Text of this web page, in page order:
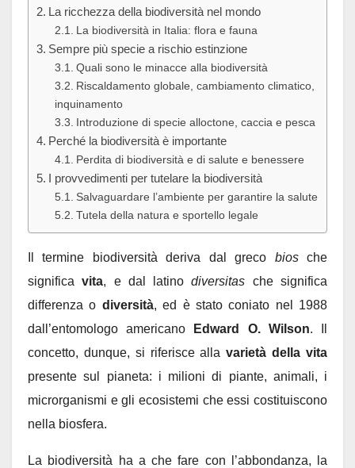
La ricchezza della biodiversità nel mondo
La biodiversità in Italia: flora e fauna
Sempre più specie a rischio estinzione
Quali sono le minacce alla biodiversità
Riscaldamento globale, cambiamento climatico,
inquinamento
Introduzione di specie alloctone, caccia e pesca
Perché la biodiversità è importante
Perdita di biodiversità e di salute e benessere
I provvedimenti per tutelare la biodiversità
Salvaguardare l’ambiente per garantire la salute
Tutela della natura e sportello legale
Il termine biodiversità deriva dal greco biosche
significavita, e dal latinodiversitas che significa
differenza o diversità, ed è stato coniato nel 1988
dall’entomologo americano Edward O. Wilson. Il
concetto, dunque, si riferisce allavarietà della vita
presente sul pianeta: i milioni di piante, animali, i
microrganismi e gli ecosistemi che essi costituiscono
nella biosfera.
La biodiversità ha a che fare con l’abbondanza, la